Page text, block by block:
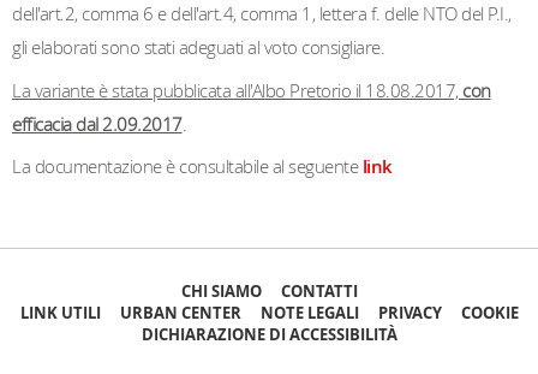
dell'art.2, comma 6 e dell'art.4, comma 1, lettera f. delle NTO del P.I.,
gli elaborati sono stati adeguati al voto consigliare.
La variante è stata pubblicata all'Albo Pretorio il 18.08.2017, con
efficacia dal 2.09.2017.
La documentazione è consultabile al seguente link
CHI SIAMO
CONTATTI
LINK UTILI
URBAN CENTER NOTE LEGALI PRIVACY
COOKIE
DICHIARAZIONE DI ACCESSIBILITÀ